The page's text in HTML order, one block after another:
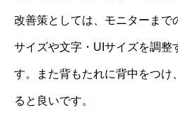
改善策としては、モニターまで
サイズや文字・UIサイズを調整
す。また背もたれに背中をつけ
ると良いです。